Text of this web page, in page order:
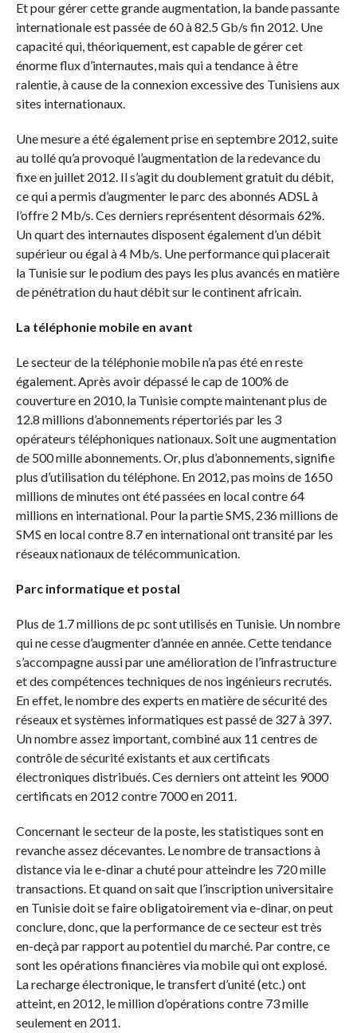
Et pour gérer cette grande augmentation, la bande passante
internationale est passée de 60 à 82.5 Gb/s fin 2012. Une
capacité qui, théoriquement, est capable de gérer cet
énorme flux d’internautes, mais qui a tendance à être
ralentie, à cause de la connexion excessive des Tunisiens aux
sites internationaux.
Une mesure a été également prise en septembre 2012, suite
au tollé qu’a provoqué l’augmentation de la redevance du
fixe en juillet 2012. Il s’agit du doublement gratuit du débit,
ce qui a permis d’augmenter le parc des abonnés ADSL à
l’offre 2 Mb/s. Ces derniers représentent désormais 62%.
Un quart des internautes disposent également d’un débit
supérieur ou égal à 4 Mb/s. Une performance qui placerait
la Tunisie sur le podium des pays les plus avancés en matière
de pénétration du haut débit sur le continent africain.
La téléphonie mobile en avant
Le secteur de la téléphonie mobile n’a pas été en reste
également. Après avoir dépassé le cap de 100% de
couverture en 2010, la Tunisie compte maintenant plus de
12.8 millions d’abonnements répertoriés par les 3
opérateurs téléphoniques nationaux. Soit une augmentation
de 500 mille abonnements. Or, plus d’abonnements, signifie
plus d’utilisation du téléphone. En 2012, pas moins de 1650
millions de minutes ont été passées en local contre 64
millions en international. Pour la partie SMS, 236 millions de
SMS en local contre 8.7 en international ont transité par les
réseaux nationaux de télécommunication.
Parc informatique et postal
Plus de 1.7 millions de pc sont utilisés en Tunisie. Un nombre
qui ne cesse d’augmenter d’année en année. Cette tendance
s’accompagne aussi par une amélioration de l’infrastructure
et des compétences techniques de nos ingénieurs recrutés.
En effet, le nombre des experts en matière de sécurité des
réseaux et systèmes informatiques est passé de 327 à 397.
Un nombre assez important, combiné aux 11 centres de
contrôle de sécurité existants et aux certificats
électroniques distribués. Ces derniers ont atteint les 9000
certificats en 2012 contre 7000 en 2011.
Concernant le secteur de la poste, les statistiques sont en
revanche assez décevantes. Le nombre de transactions à
distance via le e-dinar a chuté pour atteindre les 720 mille
transactions. Et quand on sait que l’inscription universitaire
en Tunisie doit se faire obligatoirement via e-dinar, on peut
conclure, donc, que la performance de ce secteur est très
en-deçà par rapport au potentiel du marché. Par contre, ce
sont les opérations financières via mobile qui ont explosé.
La recharge électronique, le transfert d’unité (etc.) ont
atteint, en 2012, le million d’opérations contre 73 mille
seulement en 2011.